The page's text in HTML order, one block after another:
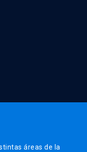
áreas de la